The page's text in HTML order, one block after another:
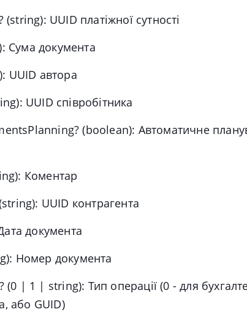
(string): UUID платіжної сутності
Сума документа
UUID автора
UUID співробітника
(boolean): Автоматичне
Коментар
UUID контрагента
документа
Номер документа
(0 | 1 | string): Тип операції (0 - для
або GUID)